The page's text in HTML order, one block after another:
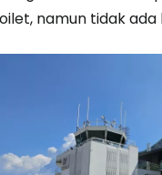
namun tidak ada